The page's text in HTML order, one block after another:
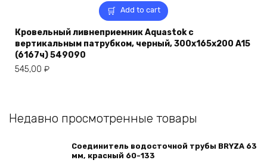
Add to cart
Кровельный ливнеприемник Aquastok с
вертикальным патрубком, черный, 300x165x200 A15
(6167ч) 549090
545,00 ₽
Недавно просмотренные товары
Соединитель водосточной трубы BRYZA 63
мм, краcный 60-133